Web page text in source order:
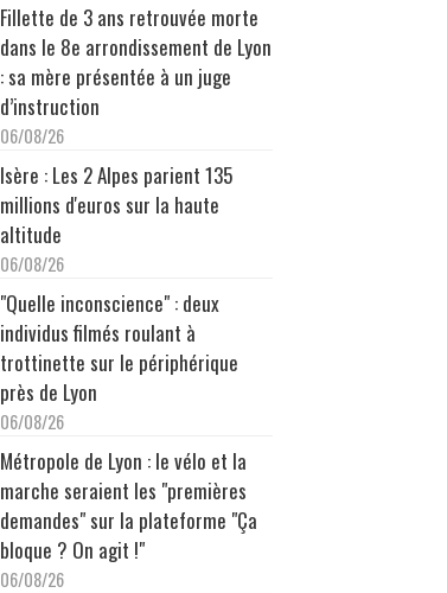
Fillette de 3 ans retrouvée morte
dans le 8e arrondissement de Lyon
: sa mère présentée à un juge
d’instruction
06/08/26
Isère : Les 2 Alpes parient 135
millions d'euros sur la haute
altitude
06/08/26
"Quelle inconscience" : deux
individus filmés roulant à
trottinette sur le périphérique
près de Lyon
06/08/26
Métropole de Lyon : le vélo et la
marche seraient les "premières
demandes" sur la plateforme "Ça
bloque ? On agit !"
06/08/26